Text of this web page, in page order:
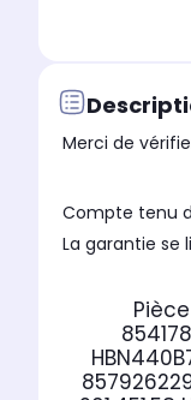
Merci de
Compte tenu
La garantie se